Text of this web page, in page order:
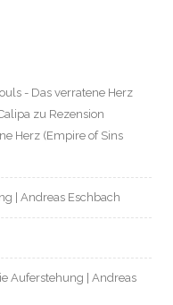
- Das verratene Herz
zu Rezension
Herz (Empire of Sins
| Andreas Eschbach
Auferstehung | Andreas